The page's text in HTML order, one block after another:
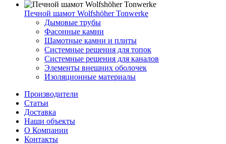
Печной шамот Wolfshöher Tonwerke
Дымовые трубы
Фасонные камни
Шамотные камни и плиты
Системные решения для топок
Системные решения для каналов
Элементы внешних оболочек
Изоляционные материалы
Производители
Статьи
Доставка
Наши объекты
О Компании
Контакты